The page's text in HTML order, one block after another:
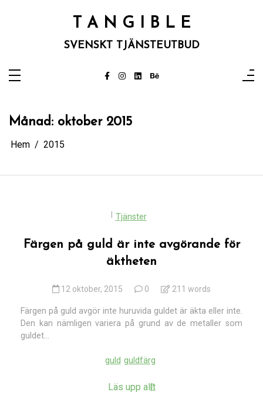
T A N G I B L E
SVENSKT TJÄNSTEUTBUD
Månad: oktober 2015
Hem 2015
Tjänster
Färgen på guld är inte avgörande för
äktheten
12 oktober, 2015 0 211 words
Färgen på guld avgör inte huruvida guldet är äkta eller inte.
Den kan nämligen variera på grund av de metaller som
guldet...
guld guldfärg
Läs upp allt